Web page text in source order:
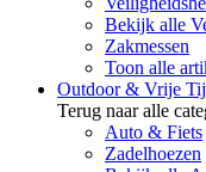
Bekijk alle
Zakmessen
Toon alle
Outdoor & Vrije
Terug naar alle
Auto & Fiets
Zadelhoezen